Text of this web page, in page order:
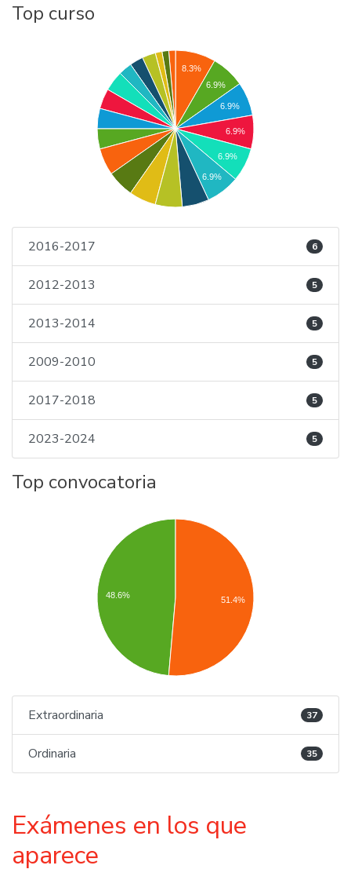
Top curso
8.3%
6.9%
6.9%
6.9%
6.9%
6.9%
2016-2017 6
2012-2013 5
2013-2014 5
2009-2010 5
2017-2018 5
2023-2024 5
Top convocatoria
48.6%
51.4%
Extraordinaria 37
Ordinaria 35
Exámenes en los que
aparece